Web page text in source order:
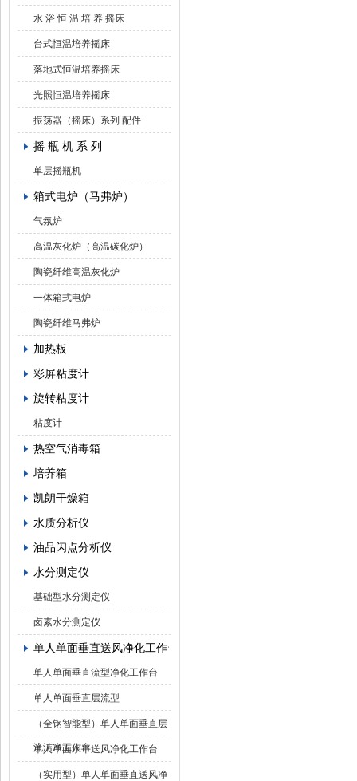
水 浴 恒 温 培 养 摇床
台式恒温培养摇床
落地式恒温培养摇床
光照恒温培养摇床
振荡器（摇床）系列 配件
摇 瓶 机 系 列
单层摇瓶机
箱式电炉（马弗炉）
气氛炉
高温灰化炉（高温碳化炉）
陶瓷纤维高温灰化炉
一体箱式电炉
陶瓷纤维马弗炉
加热板
彩屏粘度计
旋转粘度计
粘度计
热空气消毒箱
培养箱
凯朗干燥箱
水质分析仪
油品闪点分析仪
水分测定仪
基础型水分测定仪
卤素水分测定仪
单人单面垂直送风净化工作台
单人单面垂直流型净化工作台
单人单面垂直层流型
（全钢智能型）单人单面垂直层
流洁净工作台
单人单面水平送风净化工作台
（实用型）单人单面垂直送风净